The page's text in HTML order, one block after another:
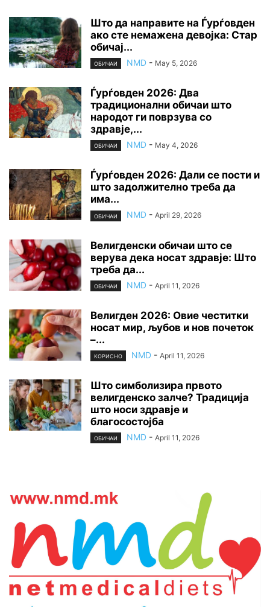
Што да направите на Ѓурѓовден
ако сте немажена девојка: Стар
обичај...
ОБИЧАИ NMD - May 5, 2026
Ѓурѓовден 2026: Два
традиционални обичаи што
народот ги поврзува со
здравје,...
ОБИЧАИ NMD - May 4, 2026
Ѓурѓовден 2026: Дали се пости и
што задолжително треба да
има...
ОБИЧАИ NMD - April 29, 2026
Велигденски обичаи што се
верува дека носат здравје: Што
треба да...
ОБИЧАИ NMD - April 11, 2026
Велигден 2026: Овие честитки
носат мир, љубов и нов почеток
–...
КОРИСНО NMD - April 11, 2026
Што симболизира првото
велигденско залче? Традиција
што носи здравје и
благосостојба
ОБИЧАИ NMD - April 11, 2026